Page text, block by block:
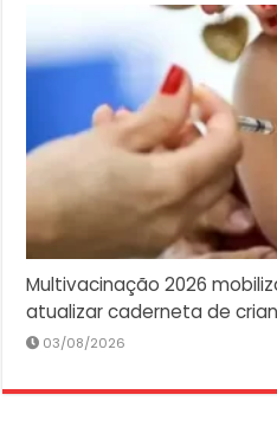
Multivacinação 2026
atualizar caderneta de
03/08/2026